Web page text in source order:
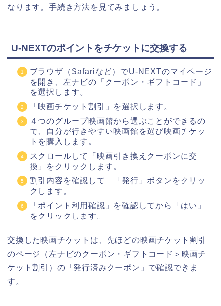
なります。手続き方法を見てみましょう。
U-NEXTのポイントをチケットに交換する
ブラウザ（Safariなど）でU-NEXTのマイページ
を開き、左ナビの「クーポン・ギフトコード」
を選択します。
「映画チケット割引」を選択します。
４つのグループ映画館から選ぶことができるの
で、自分が行きやすい映画館を選び映画チケッ
トを購入します。
スクロールして「映画引き換えクーポンに交
換」をクリックします。
割引内容を確認して 「発行」ボタンをクリッ
クします。
「ポイント利用確認」を確認してから「はい」
をクリックします。
交換した映画チケットは、先ほどの映画チケット割引
のページ（左ナビのクーポン・ギフトコード＞映画チ
ケット割引）の「発行済みクーポン」で確認できま
す。